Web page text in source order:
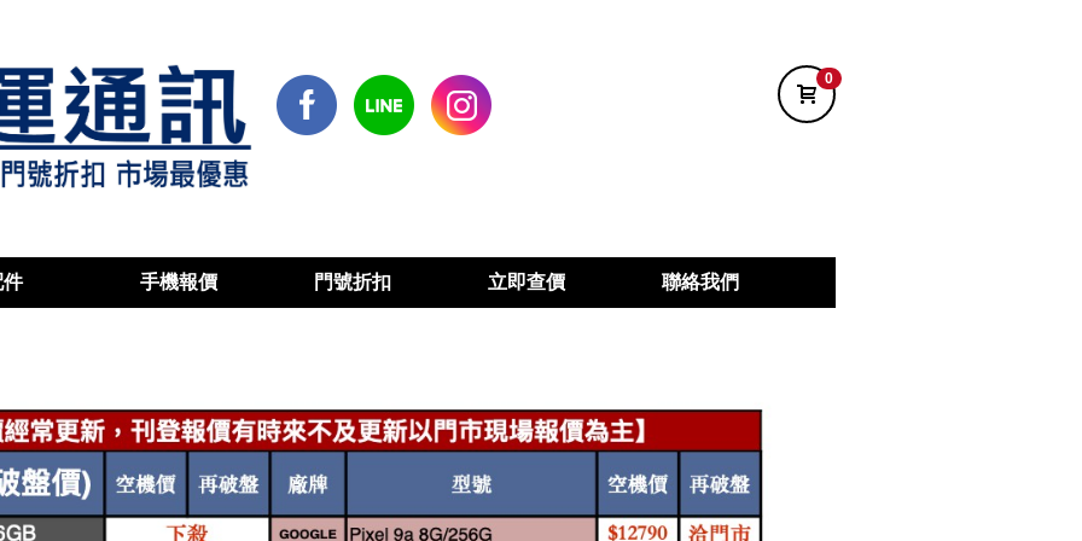
0
件 手機報價 門號折扣 立即查價 聯絡我們